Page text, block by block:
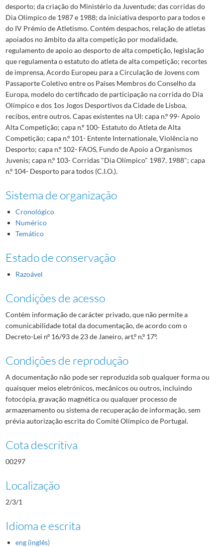
desporto; da criação do Ministério da Juventude; das corridas do
Dia Olímpico de 1987 e 1988; da iniciativa desporto para todos e
do IV Prémio de Atletismo. Contém despachos, relação de atletas
apoiados no âmbito da alta competição por modalidade,
regulamento de apoio ao desporto de alta competição, legislação
que regulamenta o estatuto do atleta de alta competição; recortes
de imprensa, Acordo Europeu para a Circulação de Jovens com
Passaporte Coletivo entre os Países Membros do Conselho da
Europa, modelo do certificado de participação na corrida do Dia
Olímpico e dos 1os Jogos Desportivos da Cidade de Lisboa,
recibos, entre outros. Capas existentes na UI: capa n.º 99- Apoio
Alta Competição; capa n.º 100- Estatuto do Atleta de Alta
Competição; capa n.º 101- Entente Internationale, Violência no
Desporto; capa n.º 102- FAOS, Fundo de Apoio a Organismos
Juvenis; capa n.º 103- Corridas "Dia Olímpico" 1987, 1988"; capa
n.º 104- Desporto para todos (C.I.O.).
Sistema de organização
Cronológico
Numérico
Temático
Estado de conservação
Razoável
Condições de acesso
Contém informação de carácter privado, que não permite a
comunicabilidade total da documentação, de acordo com o
Decreto-Lei nº 16/93 de 23 de Janeiro, art.º n.º 17º.
Condições de reprodução
A documentação não pode ser reproduzida sob qualquer forma ou
quaisquer meios eletrónicos, mecânicos ou outros, incluindo
fotocópia, gravação magnética ou qualquer processo de
armazenamento ou sistema de recuperação de informação, sem
prévia autorização escrita do Comité Olímpico de Portugal.
Cota descritiva
00297
Localização
2/3/1
Idioma e escrita
eng (inglês)